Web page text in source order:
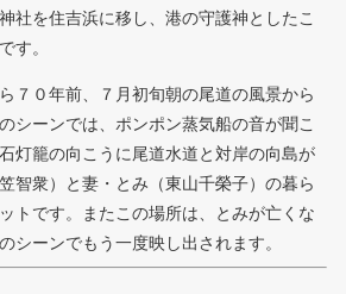
社を住吉浜に移し、港の守護神としたこ
す。
７０年前、７月初旬朝の尾道の風景から
シーンでは、ポンポン蒸気船の音が聞こ
灯籠の向こうに尾道水道と対岸の向島が
智衆）と妻・とみ（東山千榮子）の暮ら
トです。またこの場所は、とみが亡くな
シーンでもう一度映し出されます。